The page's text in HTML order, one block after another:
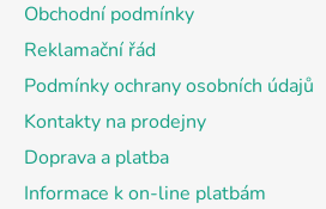
Obchodní podmínky
Reklamační řád
Podmínky ochrany osobních údajů
Kontakty na prodejny
Doprava a platba
Informace k on-line platbám